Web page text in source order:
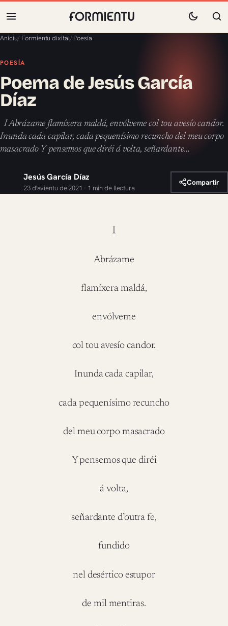
Aniciu/ Formientu dixital/ Poesía
POESÍA
Poema de Jesús García
Díaz
I Abrázame flamíxera maldá, envólveme col tou avesío candor.
Inunda cada capilar, cada pequenísimo recuncho del meu corpo
masacrado Y pensemos que diréi á volta, señardante…
Jesús García Díaz
23 d'avientu de 2021 · 1 min de llectura
Compartir
I
Abrázame
flamíxera maldá,
envólveme
col tou avesío candor.
Inunda cada capilar,
cada pequenísimo recuncho
del meu corpo masacrado
Y pensemos que diréi
á volta,
señardante d’outra fe,
fundido
nel desértico estupor
de mil mentiras.